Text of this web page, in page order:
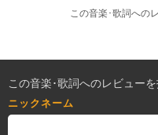
この音楽･歌詞への
この音楽･歌詞へのレビュー
ニックネーム